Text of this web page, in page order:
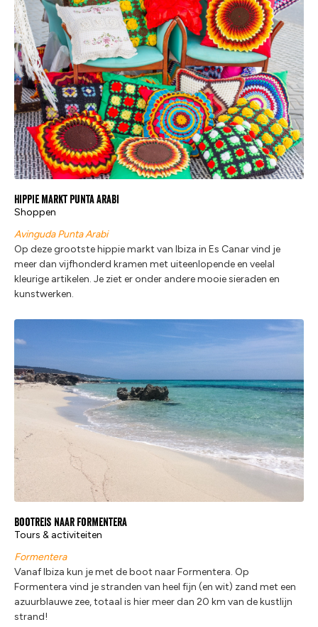
Hippie Markt Punta Arabi
Shoppen
Avinguda Punta Arabi
Op deze grootste hippie markt van Ibiza in Es Canar vind je
meer dan vijfhonderd kramen met uiteenlopende en veelal
kleurige artikelen. Je ziet er onder andere mooie sieraden en
kunstwerken.
Bootreis naar Formentera
Tours & activiteiten
Formentera
Vanaf Ibiza kun je met de boot naar Formentera. Op
Formentera vind je stranden van heel fijn (en wit) zand met een
azuurblauwe zee, totaal is hier meer dan 20 km van de kustlijn
strand!